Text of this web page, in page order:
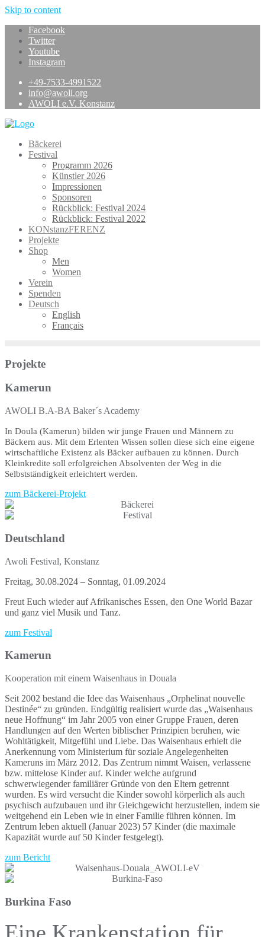
Skip to content
Facebook
Twitter
Youtube
Instagram
+49-7533-4991522
info@awoli.org
AWOLI e.V. Konstanz
Bäckerei
Festival
Programm 2026
Künstler 2026
Impressionen
Sponsoren
Rückblick: Festival 2024
Rückblick: Festival 2022
KONstanzFERENZ
Projekte
Shop
Men
Women
Verein
Spenden
Deutsch
English
Français
Projekte
Kamerun
AWOLI B.A-BA Baker´s Academy
In Doula (Kamerun) bilden wir junge Frauen und Männern zu
Bäckern aus. Mit dem Erlenten Wissen sollen diese sich eine eigene
wirtschaftliche Existenz als Bäcker aufbauen zu können. Durch
Kleinkredite soll erfolgreichen Absolventen der Weg in die
Selbstständigkeit erleichtert werden.
zum Bäckerei-Projekt
Deutschland
Awoli Festival, Konstanz
Freitag, 30.08.2024 – Sonntag, 01.09.2024
Freut Euch wieder auf Afrikanisches Essen, den One World Bazar
und ganz viel Musik und Tanz.
zum Festival
Kamerun
Kooperation mit einem Waisenhaus in Douala
Seit 2002 bestand die Idee das Waisenhaus „Orphelinat nouvelle
Destinée“ zu gründen. Endgültig realisiert wurde das „Waisenhaus
neue Hoffnung“ im Jahr 2005 von einer Gruppe Frauen, deren
Handlungen auf den Werten biblischer Prinzipien beruhen, wie
Wohltätigkeit, Mitgefühl und Liebe. Das Waisenhaus erhielt die
Anerkennung vom Ministerium für soziale Angelegenheiten
Kameruns im März 2012. Das Zentrum nimmt Waisen, verlassene
bzw. mittelose Kinder auf. Kinder welche aufgrund
schwerwiegender familiärer Gründe von den Eltern getrennt
wurden. Es wird versucht die Kinder sowohl körperlich als auch
psychisch aufzubauen und ihr Gleichgewicht herzustellen, indem sie
weitgehend ein Leben wie in einer Familie führen können. Im
Zentrum leben aktuell (Januar 2023) 57 Kinder (die maximale
Kapazität wurde auf 50 Kinder festgelegt).
zum Bericht
Burkina Faso